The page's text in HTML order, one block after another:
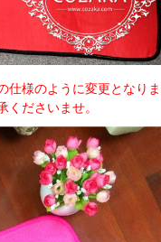
仕様のように変更となりま
くださいませ。